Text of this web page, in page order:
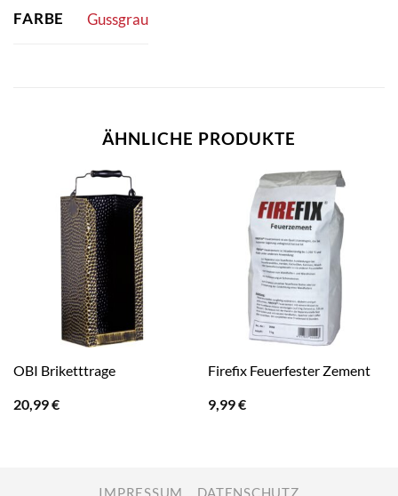
FARBE Gussgrau
ÄHNLICHE PRODUKTE
OBI Briketttrage
20,99€
Firefix Feuerfester Zement
9,99€
IMPRESSUM DATENSCHUTZ